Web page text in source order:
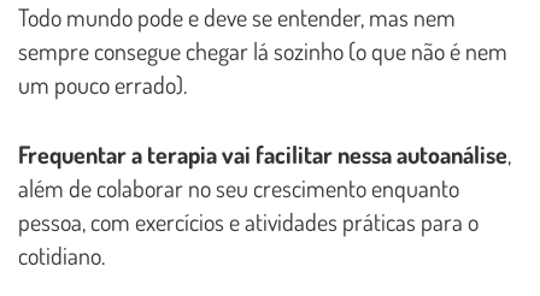
Todo mundo pode e deve se entender, mas nem
sempre consegue chegar lá sozinho (o que não é nem
um pouco errado).
Frequentar a terapia vai facilitar nessa autoanálise,
além de colaborar no seu crescimento enquanto
pessoa, com exercícios e atividades práticas para o
cotidiano.